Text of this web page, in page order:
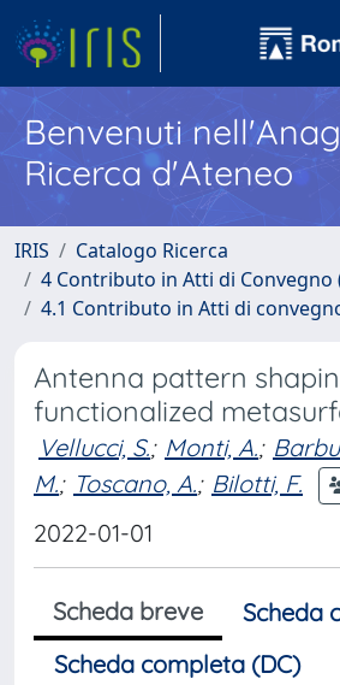
Benvenuti
Ricerca d'Ateneo
IRIS
Catalogo Ricerca
4 Contributo in Atti di Convegno
4.1 Contributo in Atti di
Antenna pattern
functionalized
Vellucci, S.; Monti, A.;
M.; Toscano, A.; Bilotti, F.
2022-01-01
Scheda breve
Scheda
Scheda completa (DC)